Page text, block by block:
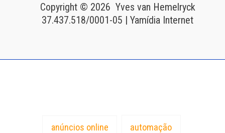
Copyright © 2026 Yves van Hemelryck
37.437.518/0001-05 | Yamídia Internet
anúncios online automação